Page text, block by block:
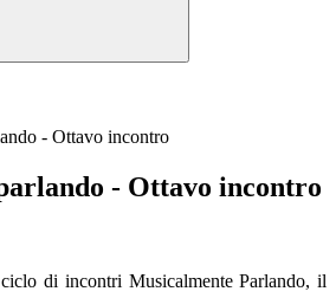
- Ottavo incontro
- Ottavo incontro
di incontri Musicalmente Parlando, il